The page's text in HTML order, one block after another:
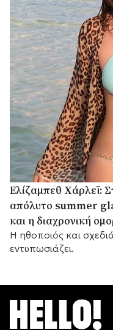
Ελίζαμπεθ Χάρλεϊ:
απόλυτο summer
και η διαχρονική
Η ηθοποιός και
εντυπωσιάζει.